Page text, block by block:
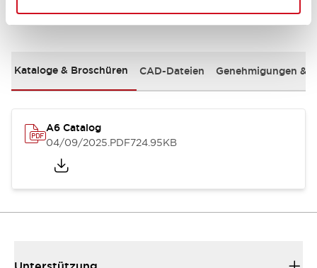
Dokumente und Dateien
Kataloge & Broschüren CAD-Dateien Genehmigungen &
A6 Catalog
04/09/2025.PDF724.95KB